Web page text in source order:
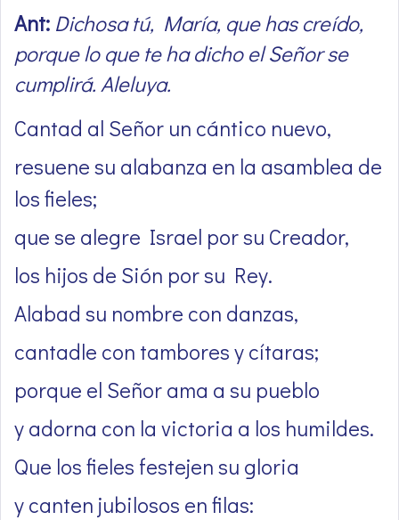
Ant: Dichosa tú, María, que has creído,
porque lo que te ha dicho el Señor se
cumplirá. Aleluya.
Cantad al Señor un cántico nuevo,
resuene su alabanza en la asamblea de
los fieles;
que se alegre Israel por su Creador,
los hijos de Sión por su Rey.
Alabad su nombre con danzas,
cantadle con tambores y cítaras;
porque el Señor ama a su pueblo
y adorna con la victoria a los humildes.
Que los fieles festejen su gloria
y canten jubilosos en filas: